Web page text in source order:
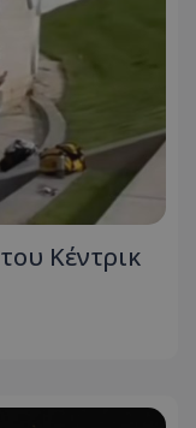
Κέντρικ